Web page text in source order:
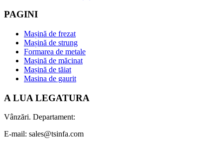
PAGINI
Mașină de frezat
Mașină de strung
Formarea de metale
Mașină de măcinat
Mașină de tăiat
Masina de gaurit
A LUA LEGATURA
Vânzări. Departament:
E-mail: sales@tsinfa.com